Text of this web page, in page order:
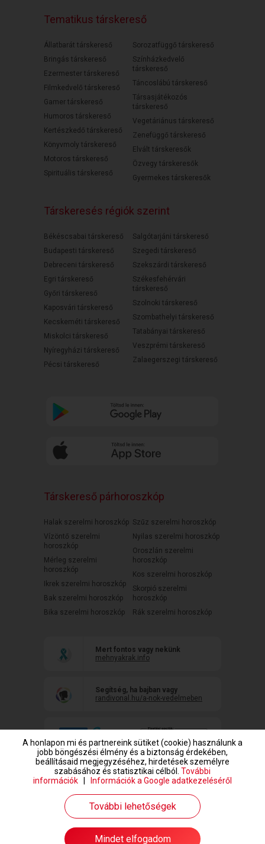
Tematikus társkereső
Állatbarát társkereső
Bringás társkereső
Ezermester társkereső
Filmkedvelő társkereső
Gamer társkereső
Humoros társkereső
Kertészkedő társkereső
Könyvmoly társkereső
Motoros társkereső
Spirituális társkereső
Sorozatfüggő társkereső
Színházkedvelő
társkereső
Táncoslábú társkereső
Társasjátékozós
társkereső
Vegetáriánus társkereső
Zenefüggő társkereső
Elvált társkeresők
Özvegy társkeresők
Gyermekes társkeresők
Társkeresés régiók szerint
Békéscsabai társkereső
Budapesti társkereső
Debreceni társkereső
Egri társkereső
Győri társkereső
Kaposvári társkereső
Kecskeméti társkereső
Miskolci társkereső
Nyíregyházi társkereső
Pécsi társkereső
Salgótarjáni társkereső
Szegedi társkereső
Szekszárdi társkereső
Székesfehérvári
társkereső
Szolnoki társkereső
Szombathelyi társkereső
Tatabányai társkereső
Veszprémi társkereső
Zalaegerszegi társkereső
Társkereső párhoroszkóp
Halak szerelmi horoszkóp
Vízöntő szerelmi
horoszkóp
Mérleg szerelmi
horoszkóp
Ikrek szerelmi horoszkóp
Bak szerelmi horoszkóp
Bika szerelmi horoszkóp
Szűz szerelmi horoszkóp
Nyilas szerelmi horoszkóp
Oroszlán szerelmi
horoszkóp
Kos szerelmi horoszkóp
Skorpió szerelmi
horoszkóp
Rák szerelmi horoszkóp
Mert fontos vagy nekünk
mehnyakrak.info
Segítség, ha bajban vagy
randivonal.hu/a-nok-vedelmeben
www.randivonal.hu © Copyright 1999-2026 Dating Central Europe Zrt.
A honlapon mi és partnereink sütiket (cookie) használunk a
jobb böngészési élmény és a biztonság érdekében,
beállításaid megjegyzéséhez, hirdetések személyre
szabásához és statisztikai célból. További
információk
Információk a Google adatkezeléséről
További lehetőségek
Mindet elfogadom